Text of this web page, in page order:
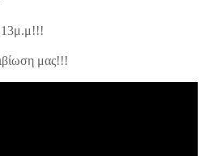
13μ.μ!!!
μας!!!